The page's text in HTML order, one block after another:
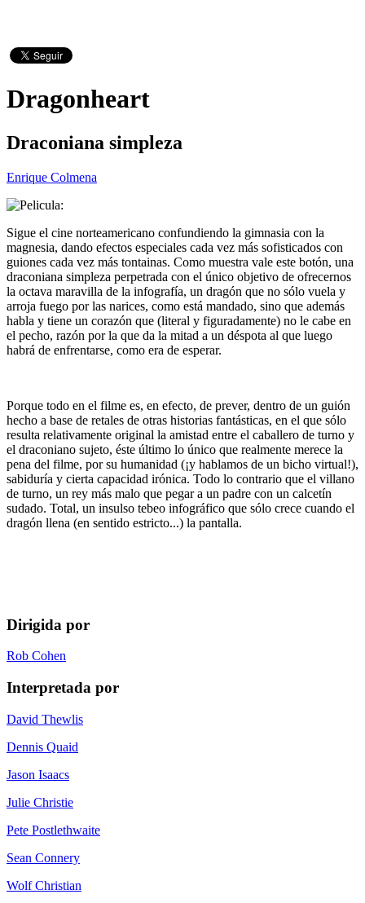
Dragonheart
Draconiana simpleza
Enrique Colmena
Sigue el cine norteamericano confundiendo la gimnasia con la
magnesia, dando efectos especiales cada vez más sofisticados con
guiones cada vez más tontainas. Como muestra vale este botón, una
draconiana simpleza perpetrada con el único objetivo de ofrecernos
la octava maravilla de la infografía, un dragón que no sólo vuela y
arroja fuego por las narices, como está mandado, sino que además
habla y tiene un corazón que (literal y figuradamente) no le cabe en
el pecho, razón por la que da la mitad a un déspota al que luego
habrá de enfrentarse, como era de esperar.
Porque todo en el filme es, en efecto, de prever, dentro de un guión
hecho a base de retales de otras historias fantásticas, en el que sólo
resulta relativamente original la amistad entre el caballero de turno y
el draconiano sujeto, éste último lo único que realmente merece la
pena del filme, por su humanidad (¡y hablamos de un bicho virtual!),
sabiduría y cierta capacidad irónica. Todo lo contrario que el villano
de turno, un rey más malo que pegar a un padre con un calcetín
sudado. Total, un insulso tebeo infográfico que sólo crece cuando el
dragón llena (en sentido estricto...) la pantalla.
Dirigida por
Rob Cohen
Interpretada por
David Thewlis
Dennis Quaid
Jason Isaacs
Julie Christie
Pete Postlethwaite
Sean Connery
Wolf Christian